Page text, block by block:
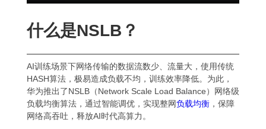
什么是NSLB？
AI训练场景下网络传输的数据流数少、流量大，使用传统
HASH算法，极易造成负载不均，训练效率降低。为此，
华为推出了NSLB（Network Scale Load Balance）网络级
负载均衡算法，通过智能调优，实现整网负载均衡 ，保障
网络高吞吐，释放AI时代高算力。